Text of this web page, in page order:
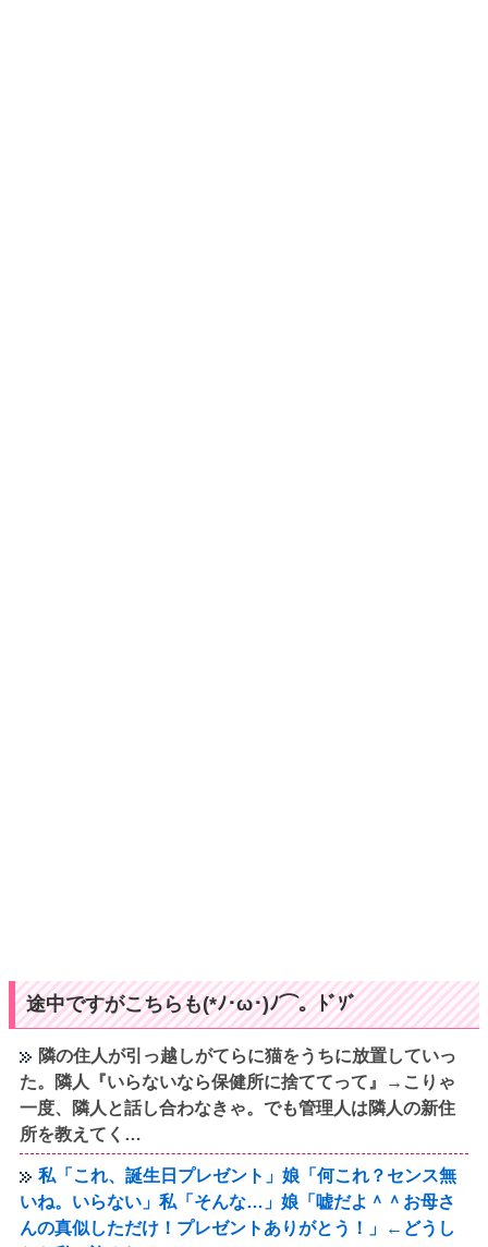
途中ですがこちらも(*ﾉ･ω･)ﾉ⌒。ﾄﾞｿﾞ
隣の住人が引っ越しがてらに猫をうちに放置していっ
た。隣人『いらないなら保健所に捨ててって』→こりゃ
一度、隣人と話し合わなきゃ。でも管理人は隣人の新住
所を教えてく…
私「これ、誕生日プレゼント」娘「何これ？センス無
いね。いらない」私「そんな…」娘「嘘だよ＾＾お母さ
んの真似しただけ！プレゼントありがとう！」←どうし